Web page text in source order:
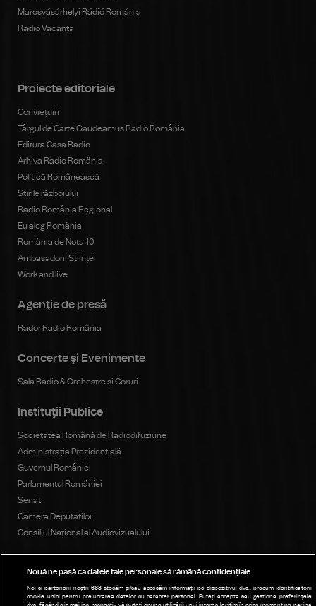
Marosvásárhelyi Rádió Románia
Radio Vacanța
Proiecte editoriale
Conviețuiri
Târgul de Carte Gaudeamus Radio România
Editura Casa Radio
Arhiva Radio România
Politică Românească
Știrile războiului
Radio România Regional
Eu aleg România
România de Nota 10
Ambasadorii Științei
Work and live
Agenţie de presă
Rador Radio România
Concerte şi Evenimente
Sala Radio & Orchestre și Coruri
Instituţii Publice
Societatea Română de Radiodifuziune
Administrația Prezidențială
Guvernul României
Parlamentul României
Senat
Camera Deputaților
Consiliul Național al Audiovizualului
Parteneri
Nouă ne pasă ca datele tale personale să rămână confidențiale
Noi și partenerii noștri668 stocăm și/sau accesăm informații pe dispozitivul dvs., precum identificatorii
cookie unici pentru prelucrarea datelor cu caracter personal. Puteți accepta sau gestiona preferințele